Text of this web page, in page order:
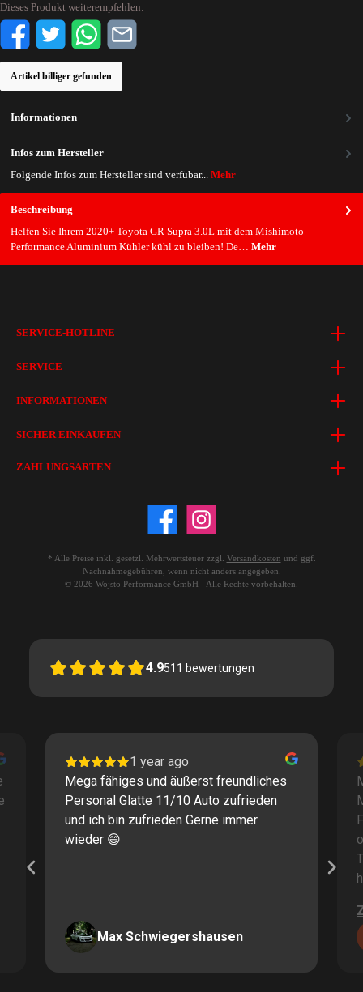
Dieses Produkt weiterempfehlen:
Artikel billiger gefunden
Beschreibung
Helfen Sie Ihrem 2020+ Toyota GR Supra 3.0L mit dem Mishimoto
Performance Aluminium Kühler kühl zu bleiben! De… Mehr
Informationen
Infos zum Hersteller
Folgende Infos zum Hersteller sind verfübar... Mehr
SERVICE-HOTLINE
SERVICE
INFORMATIONEN
SICHER EINKAUFEN
ZAHLUNGSARTEN
* Alle Preise inkl. gesetzl. Mehrwertsteuer zzgl. Versandkosten und ggf.
Nachnahmegebühren, wenn nicht anders angegeben.
© 2026 Wojsto Performance GmbH - Alle Rechte vorbehalten.
4.9511 bewertungen
1 year ago
Mega fähiges und äußerst freundliches
Personal Glatte 11/10 Auto zufrieden
und ich bin zufrieden Gerne immer
wieder 😄
Max Schwiegershausen